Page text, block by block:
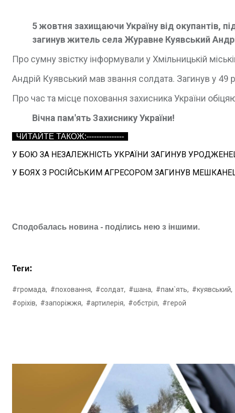
5 жовтня захищаючи Україну від окупантів,
загинув житель села Журавне Куявський
Про сумну звістку інформували у Хмільницькій
Андрій Куявський мав звання солдата. Загинув у 49
Про час та місце поховання захисника України
Вічна пам'ять Захиснику України!
ЧИТАЙТЕ ТАКОЖ:---------------
У БОЮ ЗА НЕЗАЛЕЖНІСТЬ УКРАЇНИ ЗАГИНУВ
У БОЯХ З РОСІЙСЬКИМ АГРЕСОРОМ ЗАГИНУВ
Сподобалась новина - поділись нею з іншими.
Теги:
#громада, #поховання, #солдат, #шана, #пам`ять, #куявський,
#оріхів, #запоріжжя, #артилерія, #обстріл, #герой